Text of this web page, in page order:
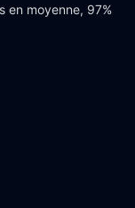
en moyenne, 97%